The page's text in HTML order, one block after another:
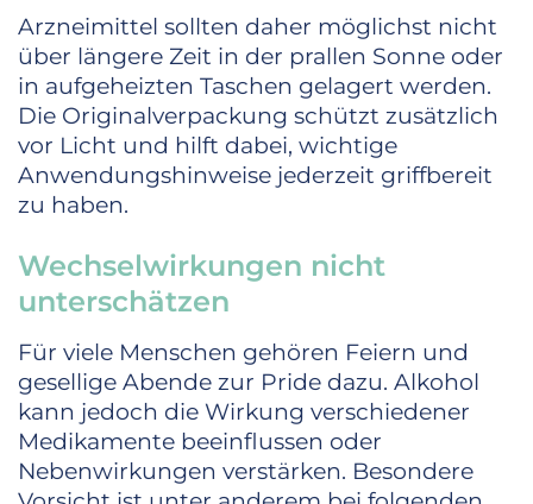
Arzneimittel sollten daher möglichst nicht
über längere Zeit in der prallen Sonne oder
in aufgeheizten Taschen gelagert werden.
Die Originalverpackung schützt zusätzlich
vor Licht und hilft dabei, wichtige
Anwendungshinweise jederzeit griffbereit
zu haben.
Wechselwirkungen nicht
unterschätzen
Für viele Menschen gehören Feiern und
gesellige Abende zur Pride dazu. Alkohol
kann jedoch die Wirkung verschiedener
Medikamente beeinflussen oder
Nebenwirkungen verstärken. Besondere